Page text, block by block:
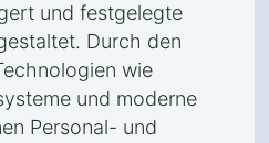
und festgelegte
Durch den
wie
und moderne
Personal- und